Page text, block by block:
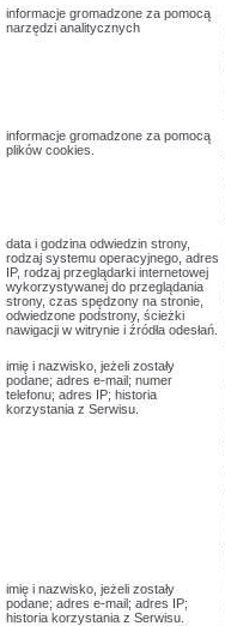
informacje gromadzone za pomocą
narzędzi analitycznych
informacje gromadzone za pomocą
plików cookies.
data i godzina odwiedzin strony,
rodzaj systemu operacyjnego, adres
IP, rodzaj przeglądarki internetowej
wykorzystywanej do przeglądania
strony, czas spędzony na stronie,
odwiedzone podstrony, ścieżki
nawigacji w witrynie i źródła odesłań.
imię i nazwisko, jeżeli zostały
podane; adres e-mail; numer
telefonu; adres IP; historia
korzystania z Serwisu.
imię i nazwisko, jeżeli zostały
podane; adres e-mail; adres IP;
historia korzystania z Serwisu.